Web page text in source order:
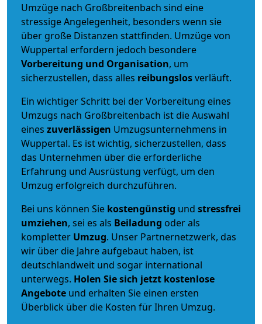
Umzüge nach Großbreitenbach sind eine
stressige Angelegenheit, besonders wenn sie
über große Distanzen stattfinden. Umzüge von
Wuppertal erfordern jedoch besondere
Vorbereitung und Organisation, um
sicherzustellen, dass alles reibungslosverläuft.
Ein wichtiger Schritt bei der Vorbereitung eines
Umzugs nach Großbreitenbach ist die Auswahl
eines zuverlässigen Umzugsunternehmens in
Wuppertal. Es ist wichtig, sicherzustellen, dass
das Unternehmen über die erforderliche
Erfahrung und Ausrüstung verfügt, um den
Umzug erfolgreich durchzuführen.
Bei uns können Sie kostengünstig und stressfrei
umziehen, sei es als Beiladung oder als
kompletter Umzug. Unser Partnernetzwerk, das
wir über die Jahre aufgebaut haben, ist
deutschlandweit und sogar international
unterwegs. Holen Sie sich jetzt kostenlose
Angebote und erhalten Sie einen ersten
Überblick über die Kosten für Ihren Umzug.